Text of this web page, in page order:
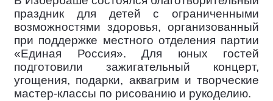
праздник для детей с ограниченными
возможностями здоровья, организованный
при поддержке местного отделения партии
«Единая Россия». Для юных гостей
подготовили зажигательный концерт,
угощения, подарки, аквагрим и творческие
мастер-классы по рисованию и рукоделию.